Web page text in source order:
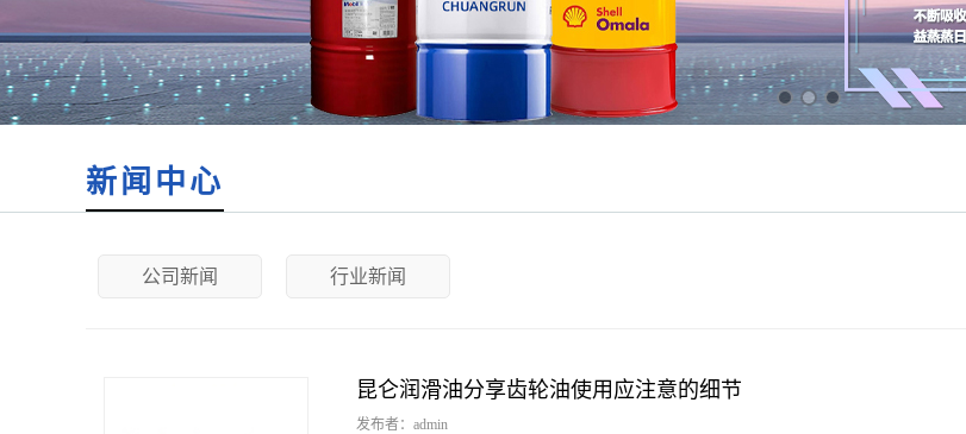
新闻中心
公司新闻 行业新闻
昆仑润滑油分享齿轮油使用应注意的细节
发布者：admin